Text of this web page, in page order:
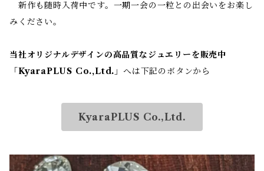
新作も随時入荷中です。一期一会の一粒との出会いをお楽し
みください。
当社オリジナルデザインの高品質なジュエリーを販売中
「KyaraPLUS Co.,Ltd. 」へは下記のボタンから
KyaraPLUS Co.,Ltd.